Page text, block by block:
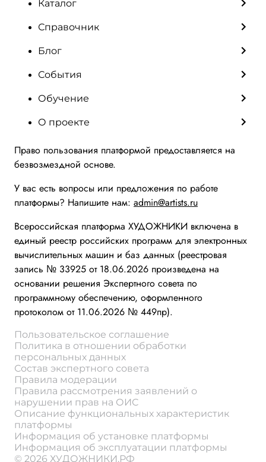
Каталог
Справочник
Блог
События
Обучение
О проекте
Право пользования платформой предоставляется на
безвозмездной основе.
У вас есть вопросы или предложения по работе
платформы? Напишите нам: admin@artists.ru
Всероссийская платформа ХУДОЖНИКИ включена в
единый реестр российских программ для электронных
вычислительных машин и баз данных (реестровая
запись № 33925 от 18.06.2026 произведена на
основании решения Экспертного совета по
программному обеспечению, оформленного
протоколом от 11.06.2026 № 449пр).
Пользовательское соглашение
Политика в отношении обработки
персональных данных
Состав экспертного совета
Правила модерации
Правила рассмотрения заявлений о
нарушении прав на ОИС
Описание функциональных характеристик
платформы
Информация об установке платформы
Информация об эксплуатации платформы
© 2026 ХУДОЖНИКИ.РФ